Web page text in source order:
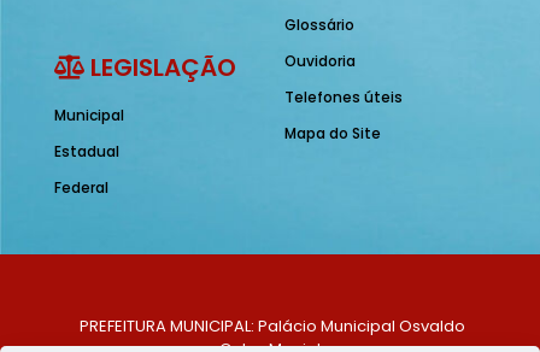
LEGISLAÇÃO
Municipal
Estadual
Federal
Glossário
Ouvidoria
Telefones úteis
Mapa do Site
PREFEITURA MUNICIPAL: Palácio Municipal Osvaldo